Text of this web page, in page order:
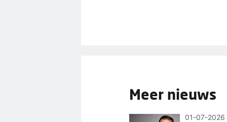
Meer nieuws
01-07-2026